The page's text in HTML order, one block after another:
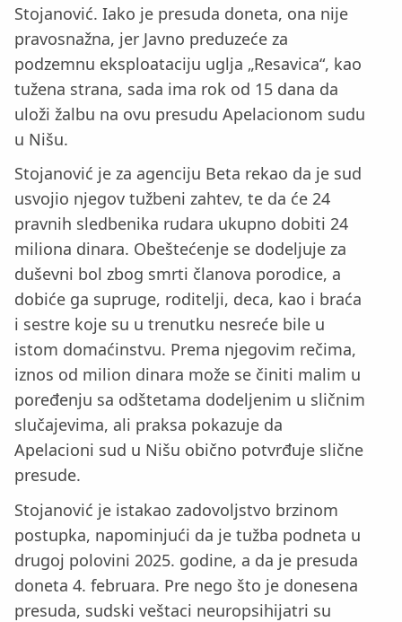
Stojanović. Iako je presuda doneta, ona nije
pravosnažna, jer Javno preduzeće za
podzemnu eksploataciju uglja „Resavica“, kao
tužena strana, sada ima rok od 15 dana da
uloži žalbu na ovu presudu Apelacionom sudu
u Nišu.
Stojanović je za agenciju Beta rekao da je sud
usvojio njegov tužbeni zahtev, te da će 24
pravnih sledbenika rudara ukupno dobiti 24
miliona dinara. Obeštećenje se dodeljuje za
duševni bol zbog smrti članova porodice, a
dobiće ga supruge, roditelji, deca, kao i braća
i sestre koje su u trenutku nesreće bile u
istom domaćinstvu. Prema njegovim rečima,
iznos od milion dinara može se činiti malim u
poređenju sa odštetama dodeljenim u sličnim
slučajevima, ali praksa pokazuje da
Apelacioni sud u Nišu obično potvrđuje slične
presude.
Stojanović je istakao zadovoljstvo brzinom
postupka, napominjući da je tužba podneta u
drugoj polovini 2025. godine, a da je presuda
doneta 4. februara. Pre nego što je donesena
presuda, sudski veštaci neuropsihijatri su